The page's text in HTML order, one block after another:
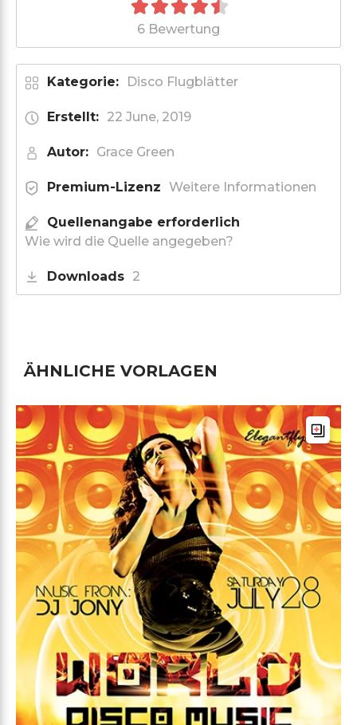
6 Bewertung
Kategorie: Disco Flugblätter
Erstellt: 22 June, 2019
Autor: Grace Green
Premium-Lizenz Weitere Informationen
Quellenangabe erforderlich
Wie wird die Quelle angegeben?
Downloads 2
ÄHNLICHE VORLAGEN